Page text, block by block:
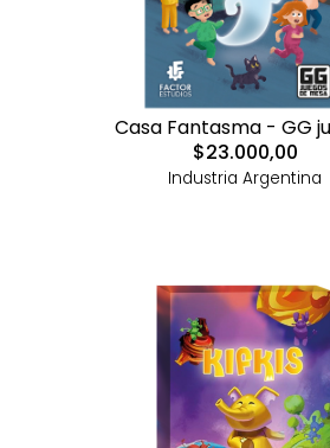
Casa Fantasma - GG
$23.000,00
Industria Argentina